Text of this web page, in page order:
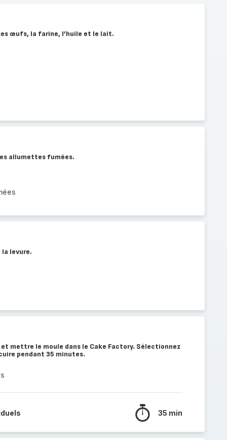
œufs, la farine, l’huile et le lait.
allumettes fumées.
levure.
mettre le moule dans le Cake Factory. Sélectionnez
pendant 35 minutes.
35 min